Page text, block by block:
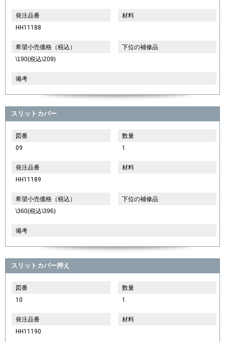
発注品番
HH11188
材料
希望小売価格（税込）
\190(税込\209)
下位の補修品
備考
スリットカバー
図番
09
数量
1
発注品番
HH11189
材料
希望小売価格（税込）
\360(税込\396)
下位の補修品
備考
スリットカバー押え
図番
10
数量
1
発注品番
HH11190
材料